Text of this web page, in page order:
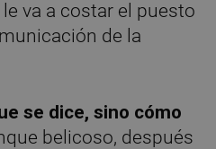
va a costar el puesto
de la
se dice, sino cómo
belicoso, después